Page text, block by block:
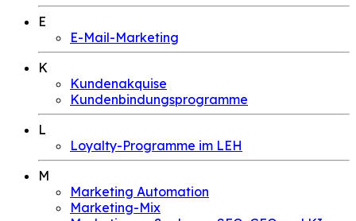
E
E-Mail-Marketing
K
Kundenakquise
Kundenbindungsprogramme
L
Loyalty-Programme im LEH
M
Marketing Automation
Marketing-Mix